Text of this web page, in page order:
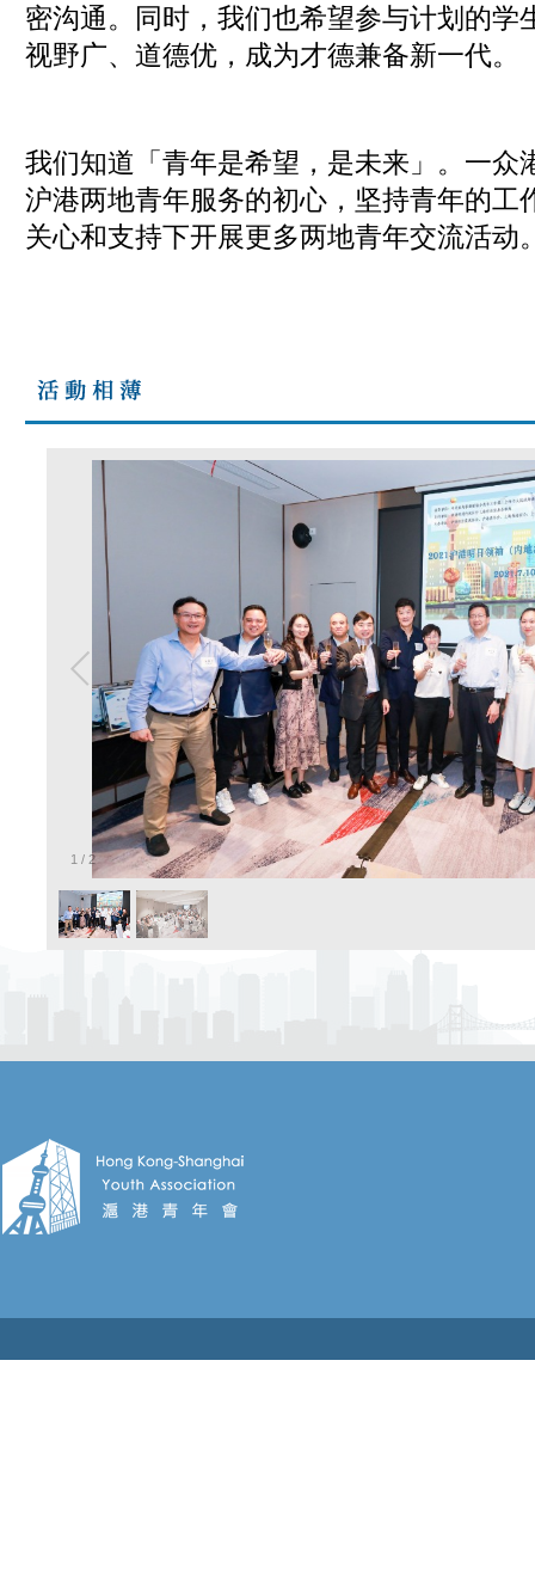
密沟通。同时，我们也希望参与计划的学
视野广、道德优，成为才德兼备新一代。
我们知道「青年是希望，是未来」。一众
沪港两地青年服务的初心，坚持青年的工
关心和支持下开展更多两地青年交流活动
1 / 2